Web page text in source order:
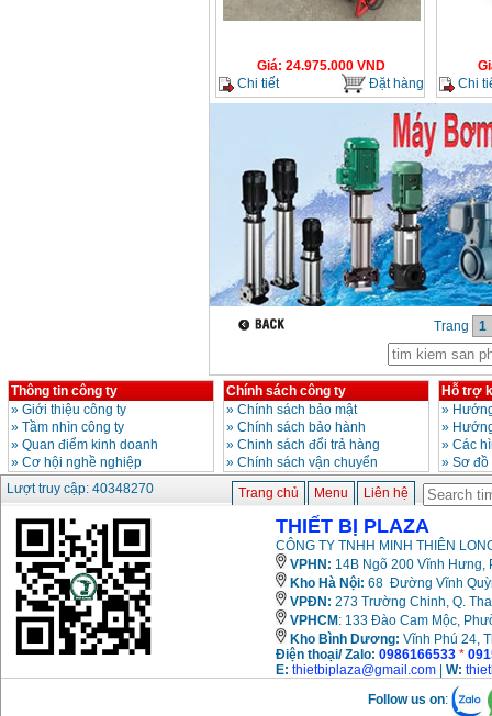
Máy khoan Bosch
GSB 16RE (750W)
Giá:1850000
Động cơ xăng Honda
GX160 (5.5HP)
Giá:7200000VND
Máy mài 100mm
Makita 9553B (710W)
Giá :1296000
Giá: 24.975.000 VND
Chi tiết
Đặt hàng
Chi
Trang 1
Thông tin công ty
» Giới thiệu công ty
» Tầm nhìn công ty
» Quan điểm kinh doanh
» Cơ hội nghề nghiệp
Chính sách công ty
» Chính sách bảo mật
» Chính sách bảo hành
» Chinh sách đổi trả hàng
» Chính sách vận chuyển
Hỗ trợ
»
»
» Các
» Sơ
Lượt truy cập: 40348270
Trang chủ Menu Liên hệ
THIẾT BỊ PLAZA
CÔNG TY TNHH MINH THIÊN
VPHN: 14B Ngõ 200 Vĩnh Hưng,
Kho Hà Nội: 68 Đường Vĩnh
VPĐN: 273 Trường Chinh, Q.
VPHCM : 133 Đào Cam Mộc,
Kho Bình Dương: Vĩnh Phú 24,
Điện thoại/ Zalo: 0986166533 *
E: thietbiplaza@gmail.com W:
Follow us on: